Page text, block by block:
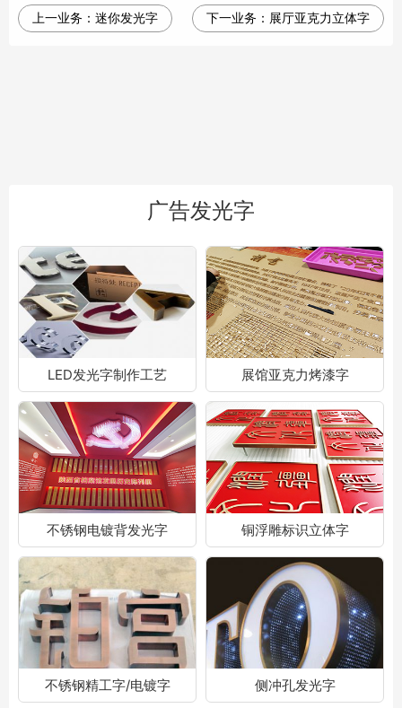
上一业务： 迷你发光字 下一业务： 展厅亚克力立体字
广告发光字
LED发光字制作工艺 展馆亚克力烤漆字
不锈钢电镀背发光字 铜浮雕标识立体字
不锈钢精工字/电镀字 侧冲孔发光字